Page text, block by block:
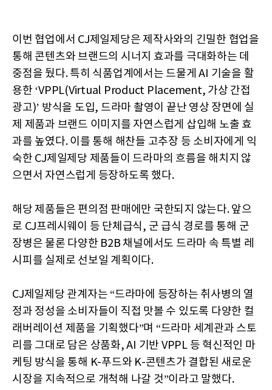
이번 협업에서 CJ제일제당은 제작사와의 긴밀한 협업을
통해 콘텐츠와 브랜드의 시너지 효과를 극대화하는 데
중점을 뒀다. 특히 식품업계에서는 드물게 AI 기술을 활
용한 ‘VPPL(Virtual Product Placement, 가상 간접
광고)’ 방식을 도입, 드라마 촬영이 끝난 영상 장면에 실
제 제품과 브랜드 이미지를 자연스럽게 삽입해 노출 효
과를 높였다. 이를 통해 해찬들 고추장 등 소비자에게 익
숙한 CJ제일제당 제품들이 드라마의 흐름을 해치지 않
으면서 자연스럽게 등장하도록 했다.
해당 제품들은 편의점 판매에만 국한되지 않는다. 앞으
로 CJ프레시웨이 등 단체급식, 군 급식 경로를 통해 군
장병은 물론 다양한 B2B 채널에서도 드라마 속 특별 레
시피를 실제로 선보일 계획이다.
CJ제일제당 관계자는 “드라마에 등장하는 취사병의 열
정과 정성을 소비자들이 직접 맛볼 수 있도록 다양한 컬
래버레이션 제품을 기획했다”며 “드라마 세계관과 스토
리를 그대로 담은 상품화, AI 기반 VPPL 등 혁신적인 마
케팅 방식을 통해 K-푸드와 K-콘텐츠가 결합된 새로운
시장을 지속적으로 개척해 나갈 것”이라고 말했다.